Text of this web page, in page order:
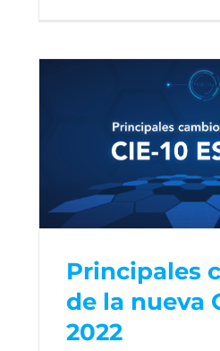
Principales
de la nueva
2022